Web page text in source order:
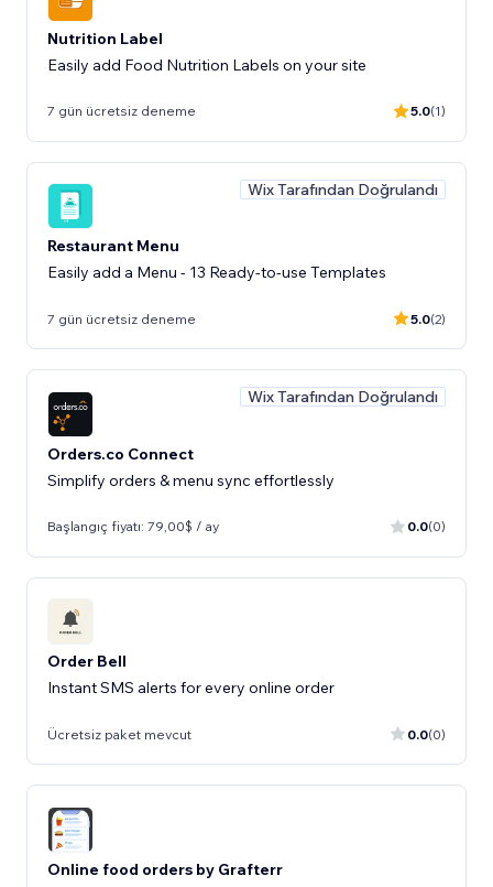
Nutrition Label
Easily add Food Nutrition Labels on your site
7 gün ücretsiz deneme 5.0(1)
Wix Tarafından Doğrulandı
Restaurant Menu
Easily add a Menu - 13 Ready-to-use Templates
7 gün ücretsiz deneme 5.0(2)
Wix Tarafından Doğrulandı
Orders.co Connect
Simplify orders & menu sync effortlessly
Başlangıç fiyatı: 79,00$ / ay 0.0(0)
Order Bell
Instant SMS alerts for every online order
Ücretsiz paket mevcut 0.0(0)
Online food orders by Grafterr